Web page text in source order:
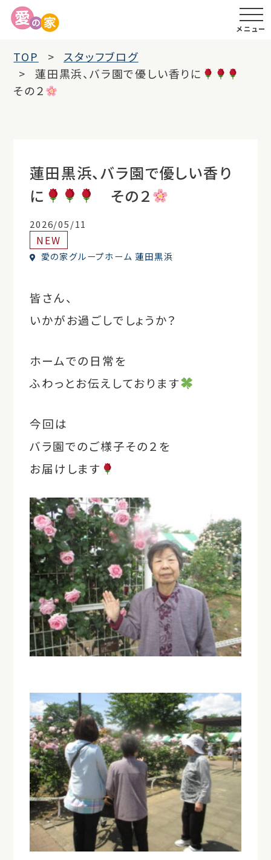
メニュー
TOP
スタッフブログ
蓮田黒浜、バラ園で優しい香りに
その２
蓮田黒浜、バラ園で優しい香り
に
その２
2026/05/11
NEW
愛の家グループホーム 蓮田黒浜
皆さん、
いかがお過ごしでしょうか？
ホームでの日常を
ふわっとお伝えしております
今回は
バラ園でのご様子その２を
お届けします